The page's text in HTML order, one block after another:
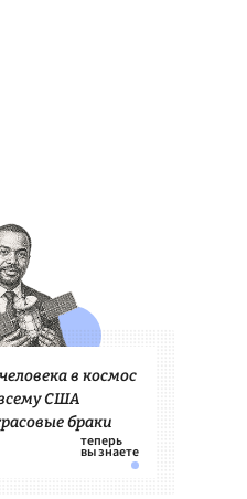
в космос
США
браки